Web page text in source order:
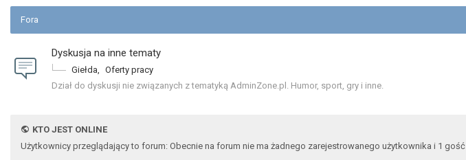
Fora
Dyskusja na inne tematy
Giełda, Oferty pracy
Dział do dyskusji nie związanych z tematyką AdminZone.pl. Humor, sport, gry i inne.
KTO JEST ONLINE
Użytkownicy przeglądający to forum: Obecnie na forum nie ma żadnego zarejestrowanego użytkownika i 1 gość